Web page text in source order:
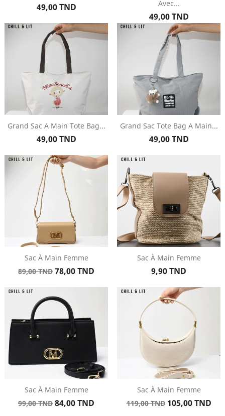
Prix
49,00 TND
Avec...
Prix
49,00 TND
Grand Sac A Main Tote Bag...
Prix
49,00 TND
Grand Sac Tote Bag A Main...
Prix
49,00 TND
Sac À Main Femme
Prix
base
89,00 TND Prix
78,00 TND
Sac À Main Femme
Prix
9,90 TND
Sac À Main Femme
Prix
99,00 TND Prix
84,00 TND
Sac À Main Femme
Prix
119,00 TND Prix
105,00 TND